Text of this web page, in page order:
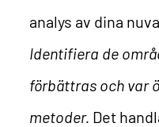
analys av dina
Identifiera de
förbättras och var
metoder. Det